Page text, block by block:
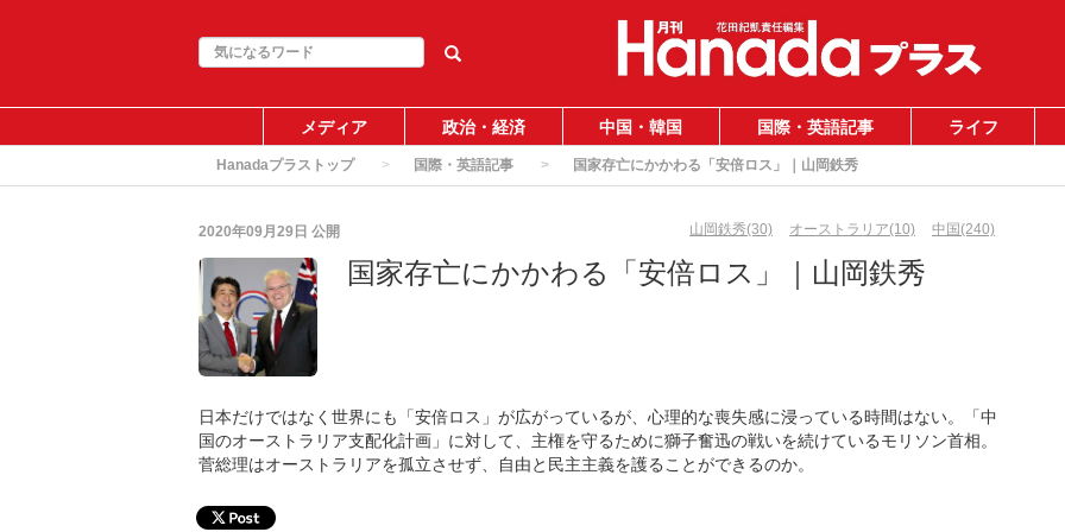
メディア 政治・経済 中国・韓国 国際・英語記事 ライフ
Hanadaプラストップ 国際・英語記事 国家存亡にかかわる「安倍ロス」｜山岡鉄秀
2020年09月29日 公開 山岡鉄秀(30) オーストラリア(10) 中国(240)
国家存亡にかかわる「安倍ロス」｜山岡鉄秀
日本だけではなく世界にも「安倍ロス」が広がっているが、心理的な喪失感に浸っている時間はない。「中
国のオーストラリア支配化計画」に対して、主権を守るために獅子奮迅の戦いを続けているモリソン首相。
菅総理はオーストラリアを孤立させず、自由と民主主義を護ることができるのか。